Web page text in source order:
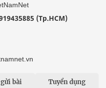
(Tp.HCM)
bài Tuyển dụng